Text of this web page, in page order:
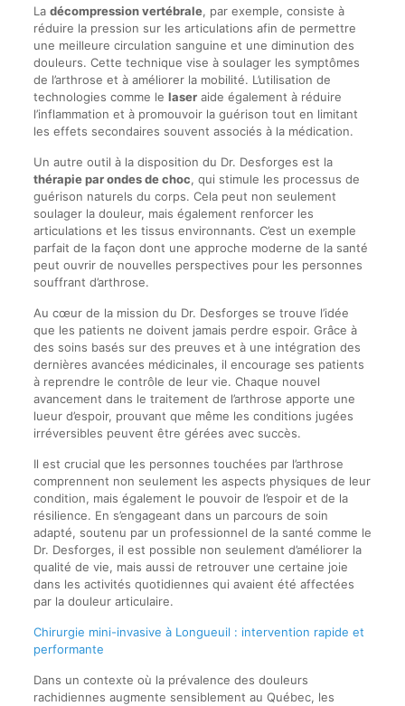
La décompression vertébrale, par exemple, consiste à
réduire la pression sur les articulations afin de permettre
une meilleure circulation sanguine et une diminution des
douleurs. Cette technique vise à soulager les symptômes
de l’arthrose et à améliorer la mobilité. L’utilisation de
technologies comme le laseraide également à réduire
l’inflammation et à promouvoir la guérison tout en limitant
les effets secondaires souvent associés à la médication.
Un autre outil à la disposition du Dr. Desforges est la
thérapie par ondes de choc, qui stimule les processus de
guérison naturels du corps. Cela peut non seulement
soulager la douleur, mais également renforcer les
articulations et les tissus environnants. C’est un exemple
parfait de la façon dont une approche moderne de la santé
peut ouvrir de nouvelles perspectives pour les personnes
souffrant d’arthrose.
Au cœur de la mission du Dr. Desforges se trouve l’idée
que les patients ne doivent jamais perdre espoir. Grâce à
des soins basés sur des preuves et à une intégration des
dernières avancées médicinales, il encourage ses patients
à reprendre le contrôle de leur vie. Chaque nouvel
avancement dans le traitement de l’arthrose apporte une
lueur d’espoir, prouvant que même les conditions jugées
irréversibles peuvent être gérées avec succès.
Il est crucial que les personnes touchées par l’arthrose
comprennent non seulement les aspects physiques de leur
condition, mais également le pouvoir de l’espoir et de la
résilience. En s’engageant dans un parcours de soin
adapté, soutenu par un professionnel de la santé comme le
Dr. Desforges, il est possible non seulement d’améliorer la
qualité de vie, mais aussi de retrouver une certaine joie
dans les activités quotidiennes qui avaient été affectées
par la douleur articulaire.
Chirurgie mini-invasive à Longueuil : intervention rapide et
performante
Dans un contexte où la prévalence des douleurs
rachidiennes augmente sensiblement au Québec, les